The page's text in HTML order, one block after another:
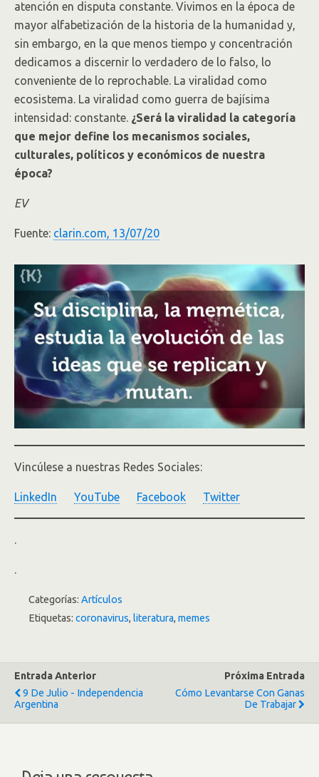
atención en disputa constante. Vivimos en la época de
mayor alfabetización de la historia de la humanidad y,
sin embargo, en la que menos tiempo y concentración
dedicamos a discernir lo verdadero de lo falso, lo
conveniente de lo reprochable. La viralidad como
ecosistema. La viralidad como guerra de bajísima
intensidad: constante. ¿Será la viralidad la categoría
que mejor define los mecanismos sociales,
culturales, políticos y económicos de nuestra
época?
EV
Fuente: clarin.com, 13/07/20
Vincúlese a nuestras Redes Sociales:
LinkedIn YouTube Facebook Twitter
.
.
Categorías: Artículos
Etiquetas: coronavirus, literatura, memes
Entrada Anterior
9 De Julio - Independencia
Argentina
Próxima Entrada
Cómo Levantarse Con Ganas
De Trabajar